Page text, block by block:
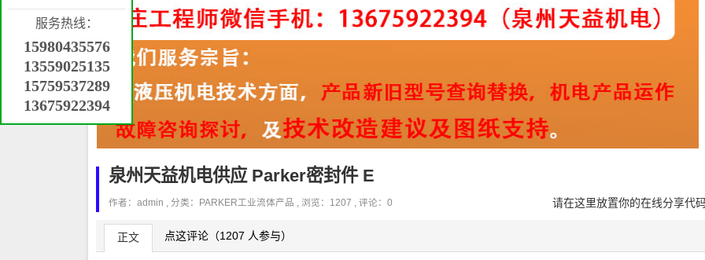
泉州天益机电供应 Parker密封件 E
作者：admin , 分类： PARKER工业流体产品 , 浏览：1207 , 评论：0 请在这里放置你的在线分享代
正文 点这评论（1207 人参与）
服务热线：
15980435576
13559025135
15759537289
13675922394